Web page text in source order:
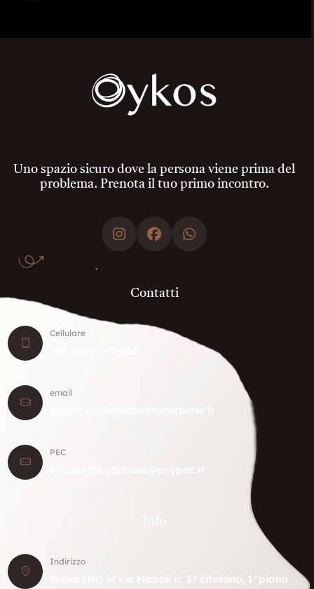
Uno spazio sicuro dove la persona viene prima del
problema. Prenota il tuo primo incontro.
Instagram
FacebookWhatsapp
Contatti
Cellulare
email
PEC
Indirizzo
Melzo (Mi) in via Napoli n. 37 citofono, 1°piano